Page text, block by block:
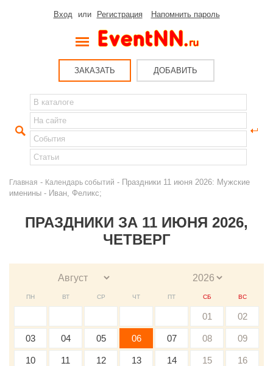
Вход или Регистрация Напомнить пароль
ЗАКАЗАТЬ ДОБАВИТЬ
Главная - Календарь событий - Праздники 11 июня 2026: Мужские
именины - Иван, Феликс;
ПРАЗДНИКИ ЗА 11 ИЮНЯ 2026,
ЧЕТВЕРГ
ПН ВТ СР ЧТ ПТ СБ ВС
01 02
03 04 05 06 07 08 09
10 11 12 13 14 15 16